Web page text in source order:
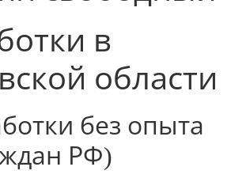
в
области
без опыта
РФ)